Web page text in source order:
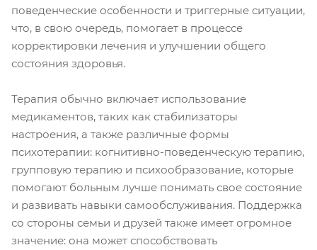
поведенческие особенности и триггерные ситуации,
что, в свою очередь, помогает в процессе
корректировки лечения и улучшении общего
состояния здоровья.
Терапия обычно включает использование
медикаментов, таких как стабилизаторы
настроения, а также различные формы
психотерапии: когнитивно-поведенческую терапию,
групповую терапию и психообразование, которые
помогают больным лучше понимать свое состояние
и развивать навыки самообслуживания. Поддержка
со стороны семьи и друзей также имеет огромное
значение: она может способствовать